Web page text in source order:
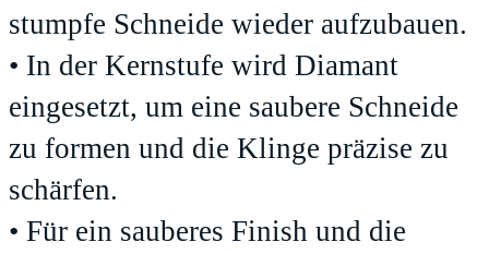
stumpfe Schneide wieder aufzubauen.
• In der Kernstufe wird Diamant
eingesetzt, um eine saubere Schneide
zu formen und die Klinge präzise zu
schärfen.
• Für ein sauberes Finish und die